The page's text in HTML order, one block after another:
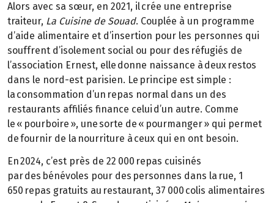
Alors avec sa sœur, en 2021, il crée une entreprise
traiteur, La Cuisine de Souad. Couplée à un programme
d’aide alimentaire et d’insertion pour les personnes qui
souffrent d’isolement social ou pour des réfugiés de
l’association Ernest, elle donne naissance à deux restos
dans le nord-est parisien. Le principe est simple :
la consommation d’un repas normal dans un des
restaurants affiliés finance celui d’un autre. Comme
le « pourboire », une sorte de « pourmanger » qui permet
de fournir de la nourriture à ceux qui en ont besoin.
En 2024, c’est près de 22 000 repas cuisinés
par des bénévoles pour des personnes dans la rue, 1
650 repas gratuits au restaurant, 37 000 colis alimentaires